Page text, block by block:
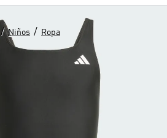
/ Niños / Ropa